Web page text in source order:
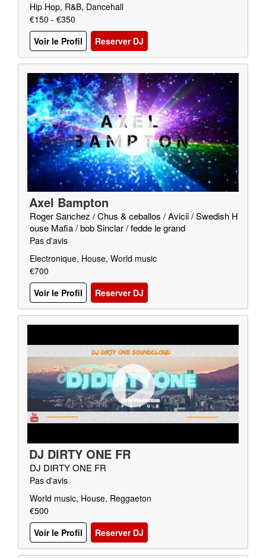
Hip Hop, R&B, Dancehall
€150 - €350
Voir le Profil
Reserver DJ
Axel Bampton
Roger Sanchez / Chus & ceballos / Avicii / Swedish H
ouse Mafia / bob Sinclar / fedde le grand
Pas d'avis
Electronique, House, World music
€700
Voir le Profil
Reserver DJ
DJ DIRTY ONE FR
DJ DIRTY ONE FR
Pas d'avis
World music, House, Reggaeton
€500
Voir le Profil
Reserver DJ